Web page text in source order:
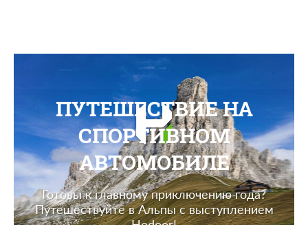
ПУТЕШЕСТВИЕ НА
СПОРТИВНОМ
АВТОМОБИЛЕ
Готовы к главному приключению года?
Путешествуйте в Альпы с выступлением